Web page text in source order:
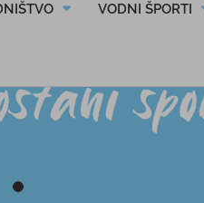
VODNI ŠPORTI